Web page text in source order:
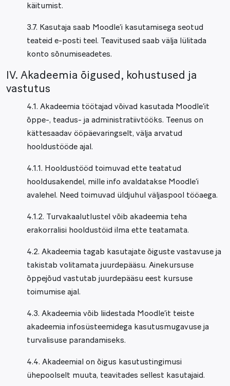
käitumist.
3.7. Kasutaja saab Moodle’i kasutamisega seotud
teateid e-posti teel. Teavitused saab välja lülitada
konto sõnumiseadetes.
IV. Akadeemia õigused, kohustused ja
vastutus
4.1. Akadeemia töötajad võivad kasutada Moodle’it
õppe-, teadus- ja administratiivtööks. Teenus on
kättesaadav ööpäevaringselt, välja arvatud
hooldustööde ajal.
4.1.1. Hooldustööd toimuvad ette teatatud
hooldusakendel, mille info avaldatakse Moodle’i
avalehel. Need toimuvad üldjuhul väljaspool tööaega.
4.1.2. Turvakaalutlustel võib akadeemia teha
erakorralisi hooldustöid ilma ette teatamata.
4.2. Akadeemia tagab kasutajate õiguste vastavuse ja
takistab volitamata juurdepääsu. Ainekursuse
õppejõud vastutab juurdepääsu eest kursuse
toimumise ajal.
4.3. Akadeemia võib liidestada Moodle’it teiste
akadeemia infosüsteemidega kasutusmugavuse ja
turvalisuse parandamiseks.
4.4. Akadeemial on õigus kasutustingimusi
ühepoolselt muuta, teavitades sellest kasutajaid.